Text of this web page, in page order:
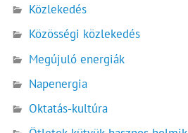
Közlekedés
Közösségi közlekedés
Megújuló energiák
Napenergia
Oktatás-kultúra